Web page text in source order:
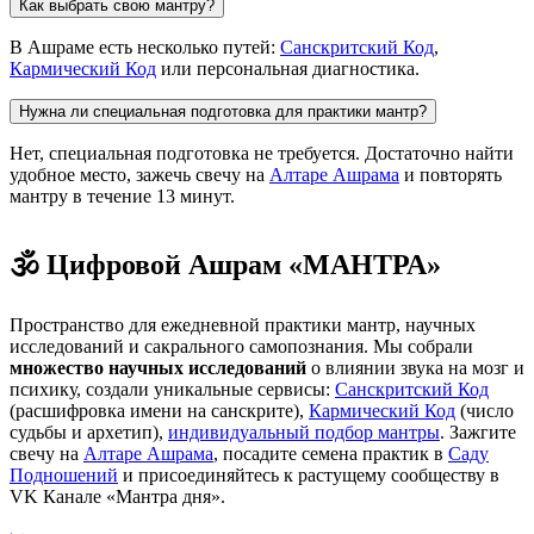
Как выбрать свою мантру?
В Ашраме есть несколько путей: Санскритский Код,
Кармический Код или персональная диагностика.
Нужна ли специальная подготовка для практики мантр?
Нет, специальная подготовка не требуется. Достаточно найти
удобное место, зажечь свечу на Алтаре Ашрама и повторять
мантру в течение 13 минут.
🕉️ Цифровой Ашрам «МАНТРА»
Пространство для ежедневной практики мантр, научных
исследований и сакрального самопознания. Мы собрали
множество научных исследований о влиянии звука на мозг и
психику, создали уникальные сервисы: Санскритский Код
(расшифровка имени на санскрите), Кармический Код (число
судьбы и архетип), индивидуальный подбор мантры. Зажгите
свечу на Алтаре Ашрама, посадите семена практик в Саду
Подношений и присоединяйтесь к растущему сообществу в
VK Канале «Мантра дня».